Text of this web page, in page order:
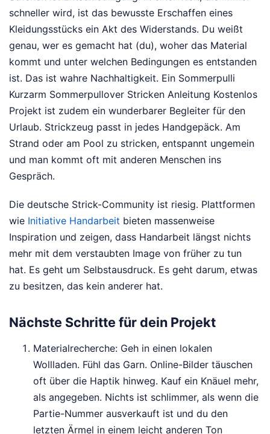
schneller wird, ist das bewusste Erschaffen eines
Kleidungsstücks ein Akt des Widerstands. Du weißt
genau, wer es gemacht hat (du), woher das Material
kommt und unter welchen Bedingungen es entstanden
ist. Das ist wahre Nachhaltigkeit. Ein Sommerpulli
Kurzarm Sommerpullover Stricken Anleitung Kostenlos
Projekt ist zudem ein wunderbarer Begleiter für den
Urlaub. Strickzeug passt in jedes Handgepäck. Am
Strand oder am Pool zu stricken, entspannt ungemein
und man kommt oft mit anderen Menschen ins
Gespräch.
Die deutsche Strick-Community ist riesig. Plattformen
wie Initiative Handarbeit bieten massenweise
Inspiration und zeigen, dass Handarbeit längst nichts
mehr mit dem verstaubten Image von früher zu tun
hat. Es geht um Selbstausdruck. Es geht darum, etwas
zu besitzen, das kein anderer hat.
Nächste Schritte für dein Projekt
Materialrecherche: Geh in einen lokalen
Wollladen. Fühl das Garn. Online-Bilder täuschen
oft über die Haptik hinweg. Kauf ein Knäuel mehr,
als angegeben. Nichts ist schlimmer, als wenn die
Partie-Nummer ausverkauft ist und du den
letzten Ärmel in einem leicht anderen Ton